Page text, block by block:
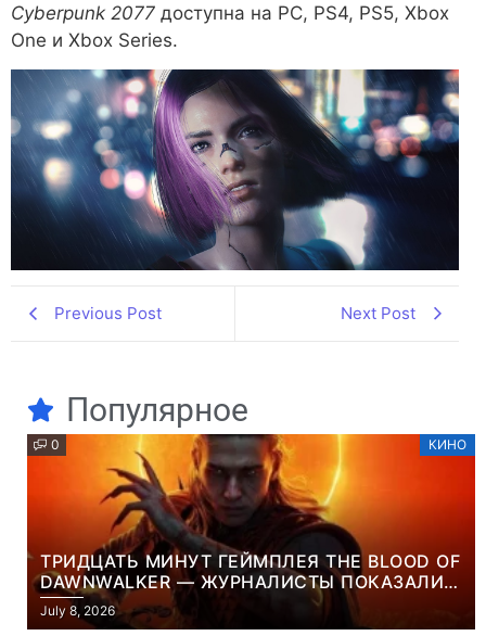
Cyberpunk 2077 доступна на PC, PS4, PS5, Xbox
One и Xbox Series.
Previous Post Next Post
Популярное
0 КИНО
ТРИДЦАТЬ МИНУТ ГЕЙМПЛЕЯ THE BLOOD OF
DAWNWALKER — ЖУРНАЛИСТЫ ПОКАЗАЛИ
НАЧАЛО НОВОЙ ИГРЫ ОТ ВЕТЕРАНОВ CD
PROJEKT RED
July 8, 2026